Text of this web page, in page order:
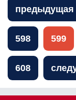
предыдущая
598 599
608